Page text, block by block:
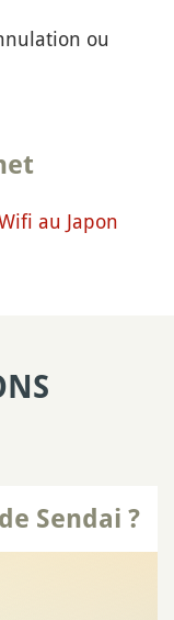
ou
au Japon
Sendai ?